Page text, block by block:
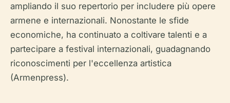
ampliando il suo repertorio per includere più opere
armene e internazionali. Nonostante le sfide
economiche, ha continuato a coltivare talenti e a
partecipare a festival internazionali, guadagnando
riconoscimenti per l'eccellenza artistica
(Armenpress).